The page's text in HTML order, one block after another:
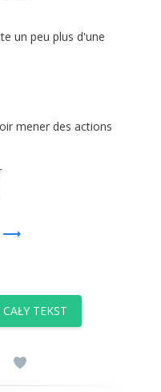
un peu plus d'une
mener des actions
TEKST